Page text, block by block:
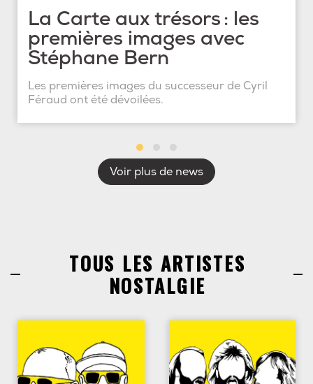
La Carte aux trésors : les
premières images avec
Stéphane Bern
Les premières images du successeur de Cyril
Féraud ont été dévoilées.
Voir plus de news
TOUS LES ARTISTES
NOSTALGIE